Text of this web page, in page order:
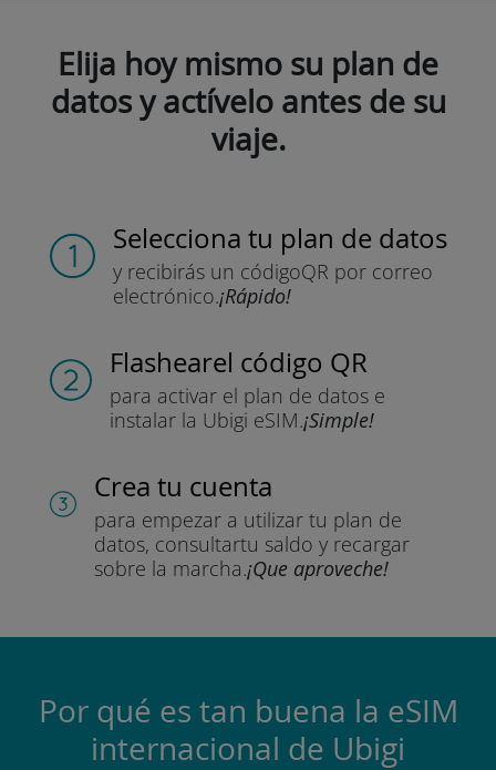
Elija hoy mismo su plan de
datos y actívelo antes de su
viaje.
Selecciona tu plan de datos
y recibirás un códigoQR por correo
electrónico.¡Rápido!
Flashearel código QR
para activar el plan de datos e
instalar la Ubigi eSIM.¡Simple!
Crea tu cuenta
para empezar a utilizar tu plan de
datos, consultartu saldo y recargar
sobre la marcha.¡Que aproveche!
Por qué es tan buena la eSIM
internacional de Ubigi